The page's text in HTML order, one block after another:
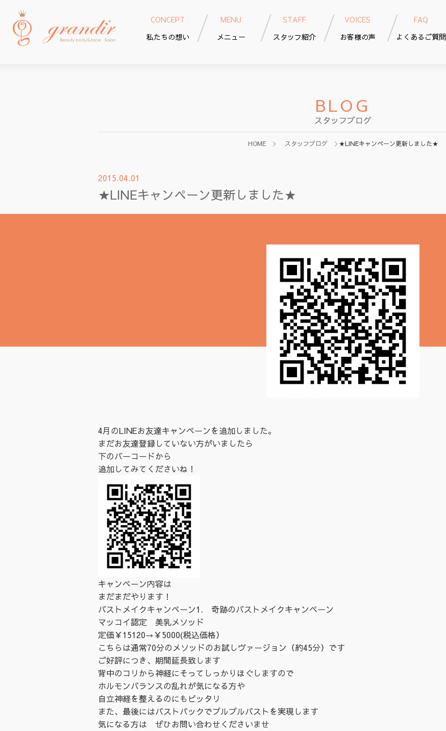
CONCEPT
私たちの想い
MENU
メニュー
STAFF
スタッフ紹介
VOICES
お客様の声
FAQ
よくあるご質問
BLOG
スタッフブログ
HOME スタッフブログ ★LINEキャンペーン更新しました★
2015.04.01
★LINEキャンペーン更新しました★
4月のLINEお友達キャンペーンを追加しました。
まだお友達登録していない方がいましたら
下のバーコードから
追加してみてくださいね！
キャンペーン内容は
まだまだやります！
バストメイクキャンペーン1. 奇跡のバストメイクキャンペーン
マッコイ認定 美乳メソッド
定価￥15120→￥5000(税込価格）
こちらは通常70分のメソッドのお試しヴァージョン（約45分）です
ご好評につき、期間延長致します
背中のコリから神経にそってしっかりほぐしますので
ホルモンバランスの乱れが気になる方や
自立神経を整えるのにもピッタリ
また、最後にはバストパックでプルプルバストを実現します
気になる方は ぜひお問い合わせくださいませ